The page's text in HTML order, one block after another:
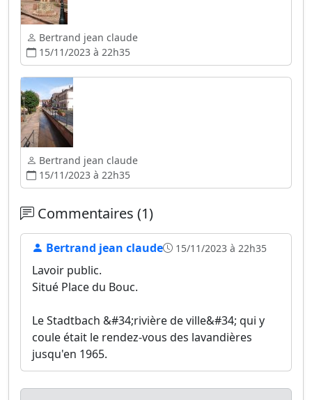
Bertrand jean claude
15/11/2023 à 22h35
Bertrand jean claude
15/11/2023 à 22h35
Commentaires (1)
Bertrand jean claude 15/11/2023 à 22h35
Lavoir public.
Situé Place du Bouc.
Le Stadtbach &#34;rivière de ville&#34; qui y
coule était le rendez-vous des lavandières
jusqu'en 1965.